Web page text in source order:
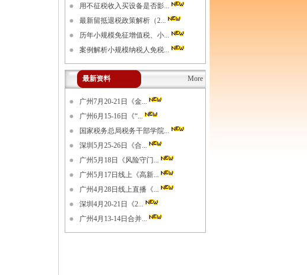
用不征税收入买设备是否影...
最新留抵退税政策解析（2...
历年小规模免征增值税、小...
案例解析小规模纳税人免税...
More
最新资料
广州7月20-21日《金...
广州6月15-16日《“...
国家税务总局税务干部学院...
深圳5月25-26日《合...
广州5月18日《风险守门...
广州5月17日线上《高新...
广州4月28日线上直播《...
深圳4月20-21日《2...
广州4月13-14日合并...